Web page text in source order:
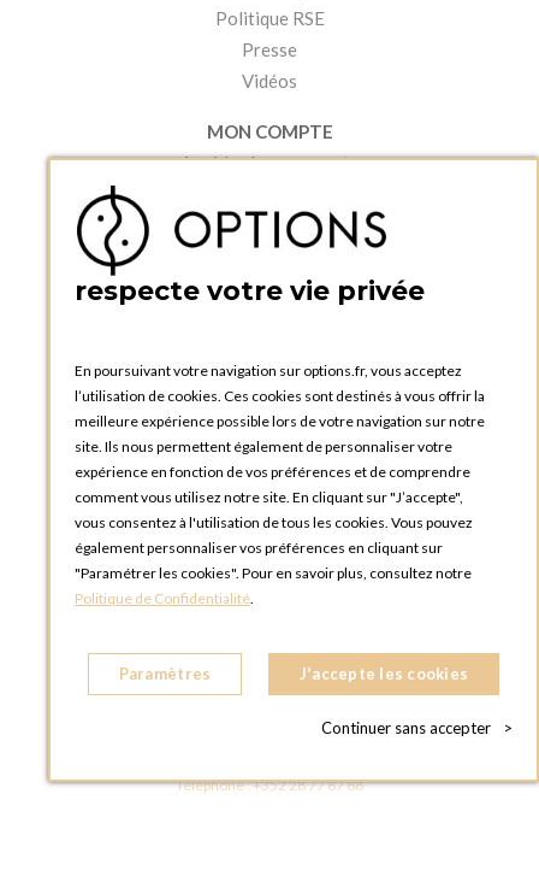
Politique RSE
Presse
Vidéos
MON COMPTE
Accéder à mon compte
Créer un compte
PRATIQUE
Catalogues et bons de commande
Tutoriels
OPTIONS LUXEMBOURG
13 rue Paul Rischard
5324 Contern
LUXEMBOURG
BOUTIQUE OPTIONS LUXEMBOURG
L - 1842 HOWALD LUXEMBOURG
Téléphone :+352 28 77 87 88
respecte votre vie privée
En poursuivant votre navigation sur options.fr, vous acceptez
l’utilisation de cookies. Ces cookies sont destinés à vous offrir la
meilleure expérience possible lors de votre navigation sur notre
site. Ils nous permettent également de personnaliser votre
expérience en fonction de vos préférences et de comprendre
comment vous utilisez notre site. En cliquant sur "J’accepte",
vous consentez à l'utilisation de tous les cookies. Vous pouvez
également personnaliser vos préférences en cliquant sur
"Paramétrer les cookies". Pour en savoir plus, consultez notre
Politique de Confidentialité.
Paramètres J'accepte les cookies
Continuer sans accepter >